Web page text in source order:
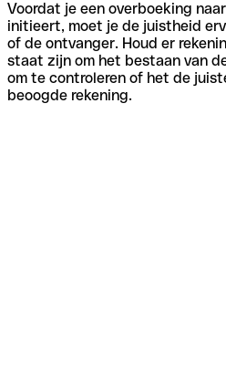
Voordat je een overboeking
initieert, moet je de juistheid
of de ontvanger. Houd er
staat zijn om het bestaan van
om te controleren of het de
beoogde rekening.